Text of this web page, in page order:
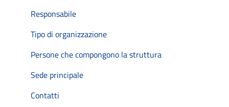
Responsabile
Tipo di organizzazione
Persone che compongono la struttura
Sede principale
Contatti